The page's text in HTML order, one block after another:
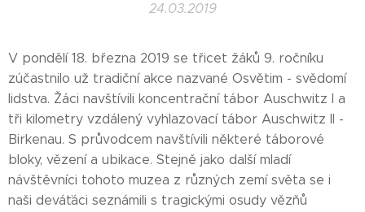
24.03.2019
V pondělí 18. března 2019 se třicet žáků 9. ročníku
zúčastnilo už tradiční akce nazvané Osvětim - svědomí
lidstva. Žáci navštívili koncentrační tábor Auschwitz I a
tři kilometry vzdálený vyhlazovací tábor Auschwitz II -
Birkenau. S průvodcem navštívili některé táborové
bloky, vězení a ubikace. Stejně jako další mladí
návštěvníci tohoto muzea z různých zemí světa se i
naši deváťáci seznámili s tragickými osudy vězňů